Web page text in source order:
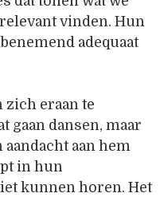
vinden. Hun
adequaat
eraan te
gaan dansen, maar
aan hem
in hun
kunnen horen. Het